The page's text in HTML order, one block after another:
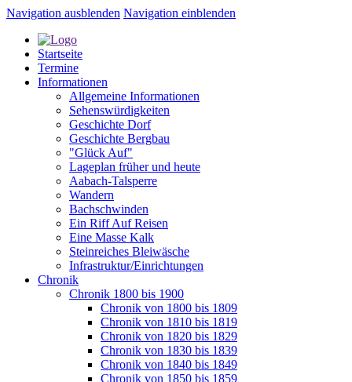
Navigation ausblenden Navigation einblenden
Startseite
Termine
Informationen
Allgemeine Informationen
Sehenswürdigkeiten
Geschichte Dorf
Geschichte Bergbau
"Glück Auf"
Lageplan früher und heute
Aabach-Talsperre
Wandern
Bachschwinden
Ein Riff Auf Reisen
Eine Masse Kalk
Steinreiches Bleiwäsche
Infrastruktur/Einrichtungen
Chronik
Chronik 1800 bis 1900
Chronik von 1800 bis 1809
Chronik von 1810 bis 1819
Chronik von 1820 bis 1829
Chronik von 1830 bis 1839
Chronik von 1840 bis 1849
Chronik von 1850 bis 1859